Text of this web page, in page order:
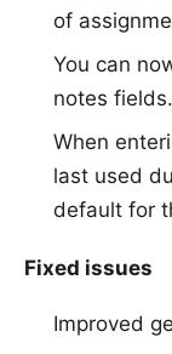
of
You can
notes fields.
When
last used
default for
Fixed issues
Improved